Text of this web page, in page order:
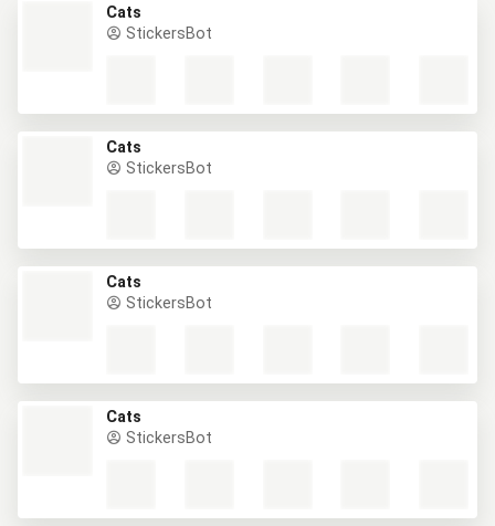
Cats
StickersBot
Cats
StickersBot
Cats
StickersBot
Cats
StickersBot